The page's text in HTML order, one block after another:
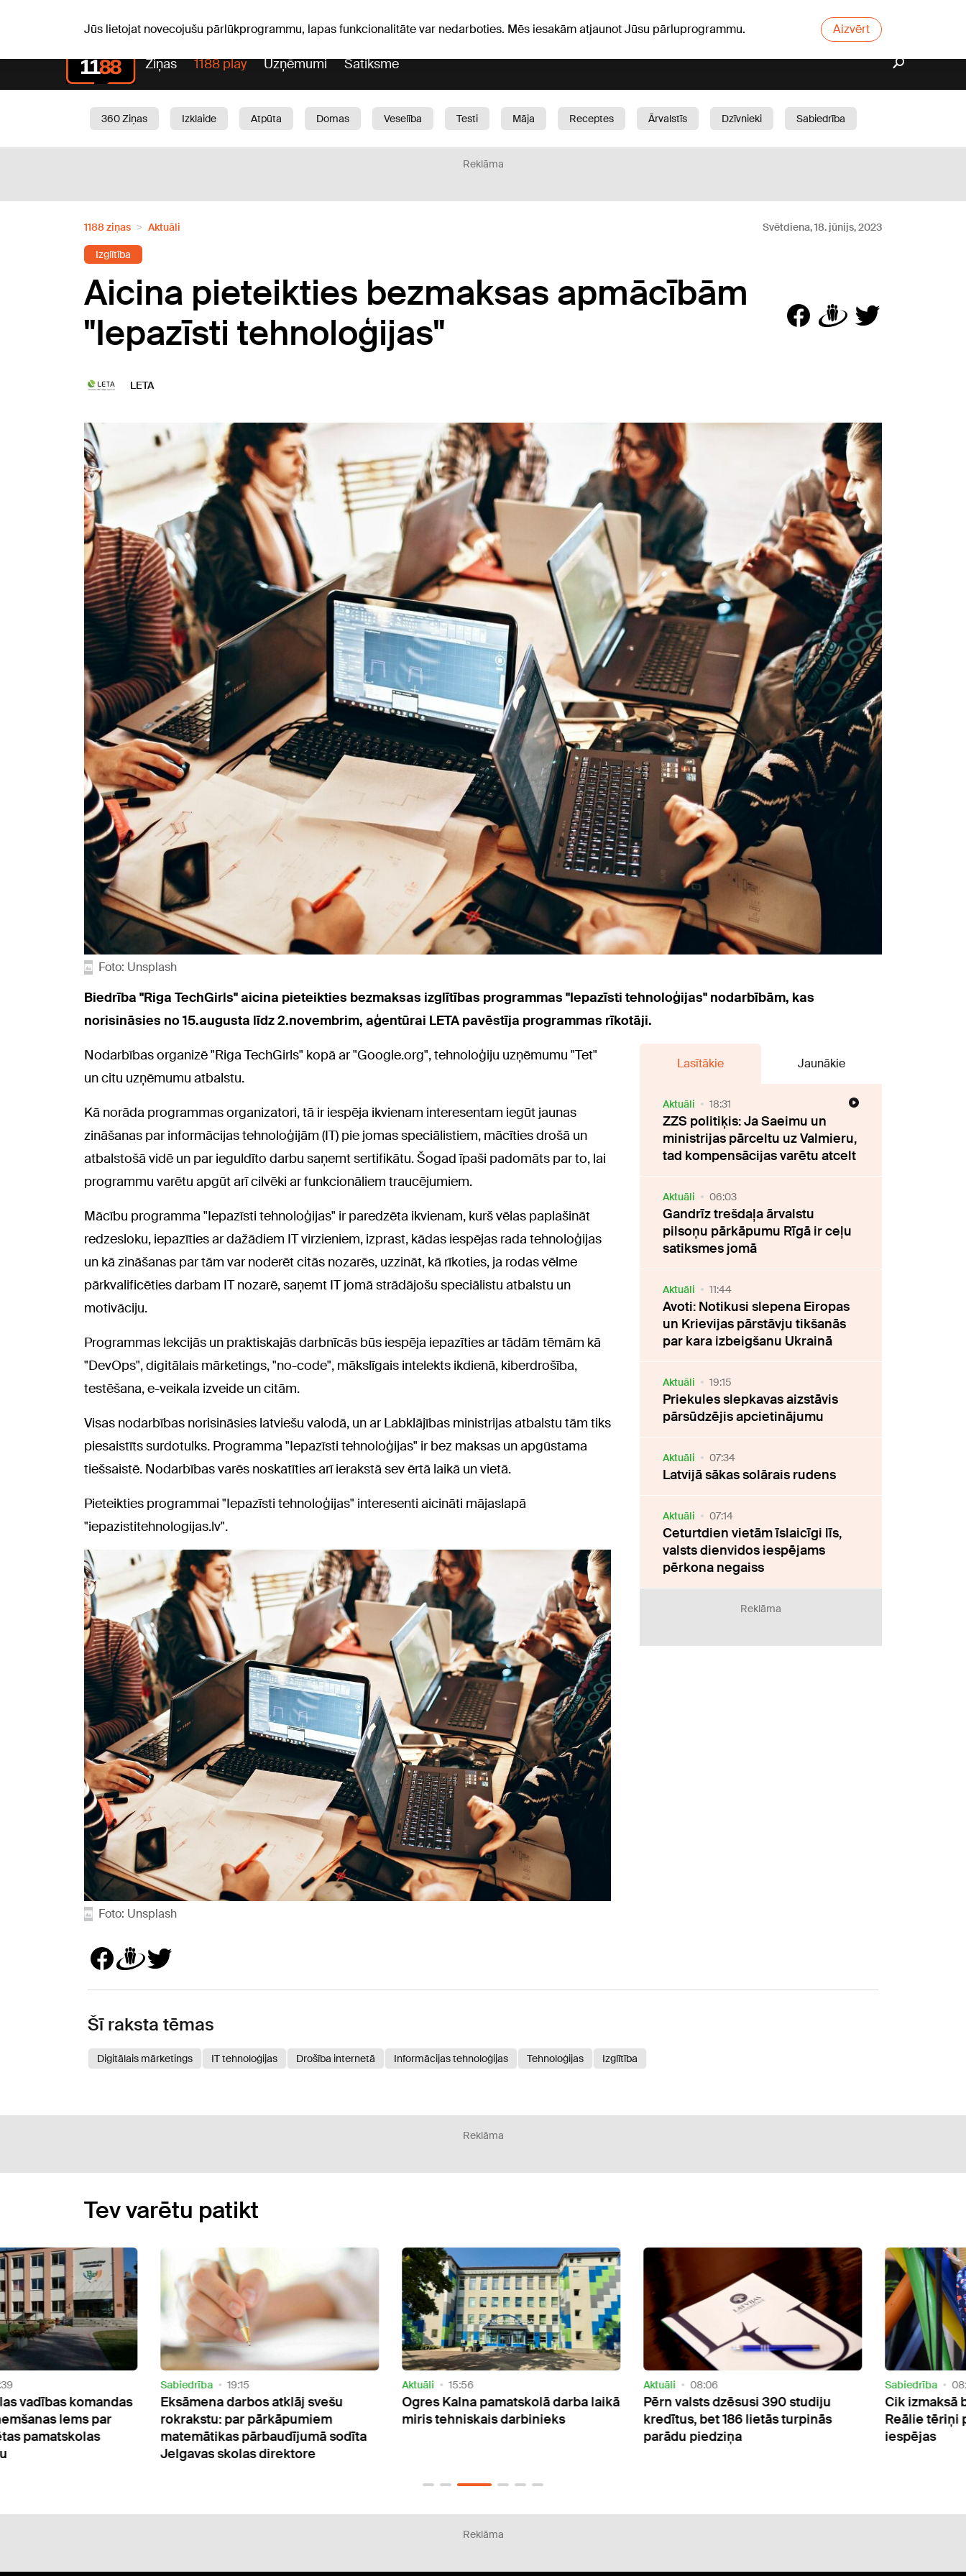
Jūs lietojat novecojušu pārlūkprogrammu, lapas funkcionalitāte var nedarboties. Mēs iesakām atjaunot Jūsu pārluprogrammu. Aizvērt
Ziņas 1188 play Uzņēmumi Satiksme
360 Ziņas Izklaide Atpūta Domas Veselība Testi Māja Receptes Ārvalstīs Dzīvnieki
Sabiedrība
Reklāma
1188 ziņas Aktuāli Svētdiena, 18. jūnijs, 2023
Izglītība
Aicina pieteikties bezmaksas apmācībām
"Iepazīsti tehnoloģijas"
LETA
Foto: Unsplash
Biedrība "Riga TechGirls" aicina pieteikties bezmaksas izglītības programmas "Iepazīsti tehnoloģijas" nodarbībām, kas
norisināsies no 15.augusta līdz 2.novembrim, aģentūrai LETA pavēstīja programmas rīkotāji.
Nodarbības organizē "Riga TechGirls" kopā ar "Google.org", tehnoloģiju uzņēmumu "Tet"
un citu uzņēmumu atbalstu.
Kā norāda programmas organizatori, tā ir iespēja ikvienam interesentam iegūt jaunas
zināšanas par informācijas tehnoloģijām (IT) pie jomas speciālistiem, mācīties drošā un
atbalstošā vidē un par ieguldīto darbu saņemt sertifikātu. Šogad īpaši padomāts par to, lai
programmu varētu apgūt arī cilvēki ar funkcionāliem traucējumiem.
Mācību programma "Iepazīsti tehnoloģijas" ir paredzēta ikvienam, kurš vēlas paplašināt
redzesloku, iepazīties ar dažādiem IT virzieniem, izprast, kādas iespējas rada tehnoloģijas
un kā zināšanas par tām var noderēt citās nozarēs, uzzināt, kā rīkoties, ja rodas vēlme
pārkvalificēties darbam IT nozarē, saņemt IT jomā strādājošu speciālistu atbalstu un
motivāciju.
Programmas lekcijās un praktiskajās darbnīcās būs iespēja iepazīties ar tādām tēmām kā
"DevOps", digitālais mārketings, "no-code", mākslīgais intelekts ikdienā, kiberdrošība,
testēšana, e-veikala izveide un citām.
Visas nodarbības norisināsies latviešu valodā, un ar Labklājības ministrijas atbalstu tām tiks
piesaistīts surdotulks. Programma "Iepazīsti tehnoloģijas" ir bez maksas un apgūstama
tiešsaistē. Nodarbības varēs noskatīties arī ierakstā sev ērtā laikā un vietā.
Pieteikties programmai "Iepazīsti tehnoloģijas" interesenti aicināti mājaslapā
"iepazistitehnologijas.lv".
Foto: Unsplash
Lasītākie Jaunākie
Aktuāli 18:31
ZZS politiķis: Ja Saeimu un
ministrijas pārceltu uz Valmieru,
tad kompensācijas varētu atcelt
Aktuāli 06:03
Gandrīz trešdaļa ārvalstu
pilsoņu pārkāpumu Rīgā ir ceļu
satiksmes jomā
Aktuāli 11:44
Avoti: Notikusi slepena Eiropas
un Krievijas pārstāvju tikšanās
par kara izbeigšanu Ukrainā
Aktuāli 19:15
Priekules slepkavas aizstāvis
pārsūdzējis apcietinājumu
Aktuāli 07:34
Latvijā sākas solārais rudens
Aktuāli 07:14
Ceturtdien vietām īslaicīgi līs,
valsts dienvidos iespējams
pērkona negaiss
Reklāma
Šī raksta tēmas
Digitālais mārketings IT tehnoloģijas Drošība internetā Informācijas tehnoloģijas Tehnoloģijas Izglītība
Reklāma
Tev varētu patikt
komandas
lems par
Sabiedrība 19:15
Eksāmena darbos atklāj svešu
rokrakstu: par pārkāpumiem
matemātikas pārbaudījumā sodīta
Jelgavas skolas direktore
Aktuāli 15:56
Ogres Kalna pamatskolā darba laikā
miris tehniskais darbinieks
Aktuāli 08:06
Pērn valsts dzēsusi 390 studiju
kredītus, bet 186 lietās turpinās
parādu piedziņa
Sabiedrība 08:59
Cik izmaksā
Reālie tēriņi
iespējas
Reklāma